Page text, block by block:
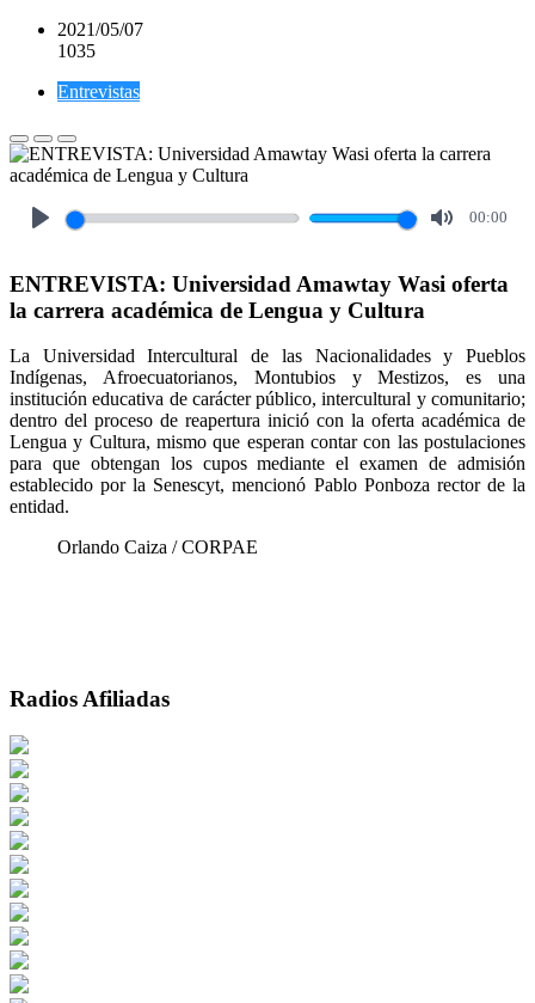
2021/05/07
1035
Entrevistas
00:00
ENTREVISTA: Universidad Amawtay Wasi oferta
la carrera académica de Lengua y Cultura
La Universidad Intercultural de las Nacionalidades y Pueblos
Indígenas, Afroecuatorianos, Montubios y Mestizos, es una
institución educativa de carácter público, intercultural y comunitario;
dentro del proceso de reapertura inició con la oferta académica de
Lengua y Cultura, mismo que esperan contar con las postulaciones
para que obtengan los cupos mediante el examen de admisión
establecido por la Senescyt, mencionó Pablo Ponboza rector de la
entidad.
Orlando Caiza / CORPAE
Radios Afiliadas